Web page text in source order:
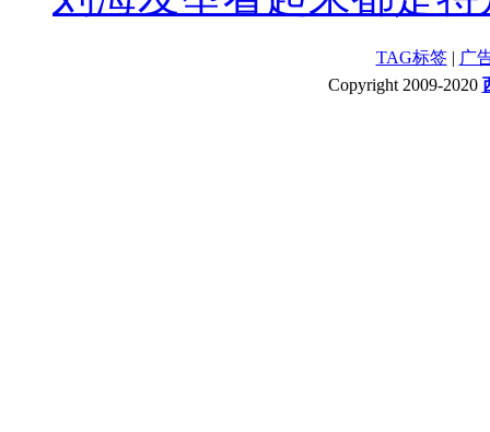
TAG标签 | 广
Copyright 2009-2020